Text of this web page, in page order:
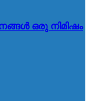
ഒരു നിമിഷം